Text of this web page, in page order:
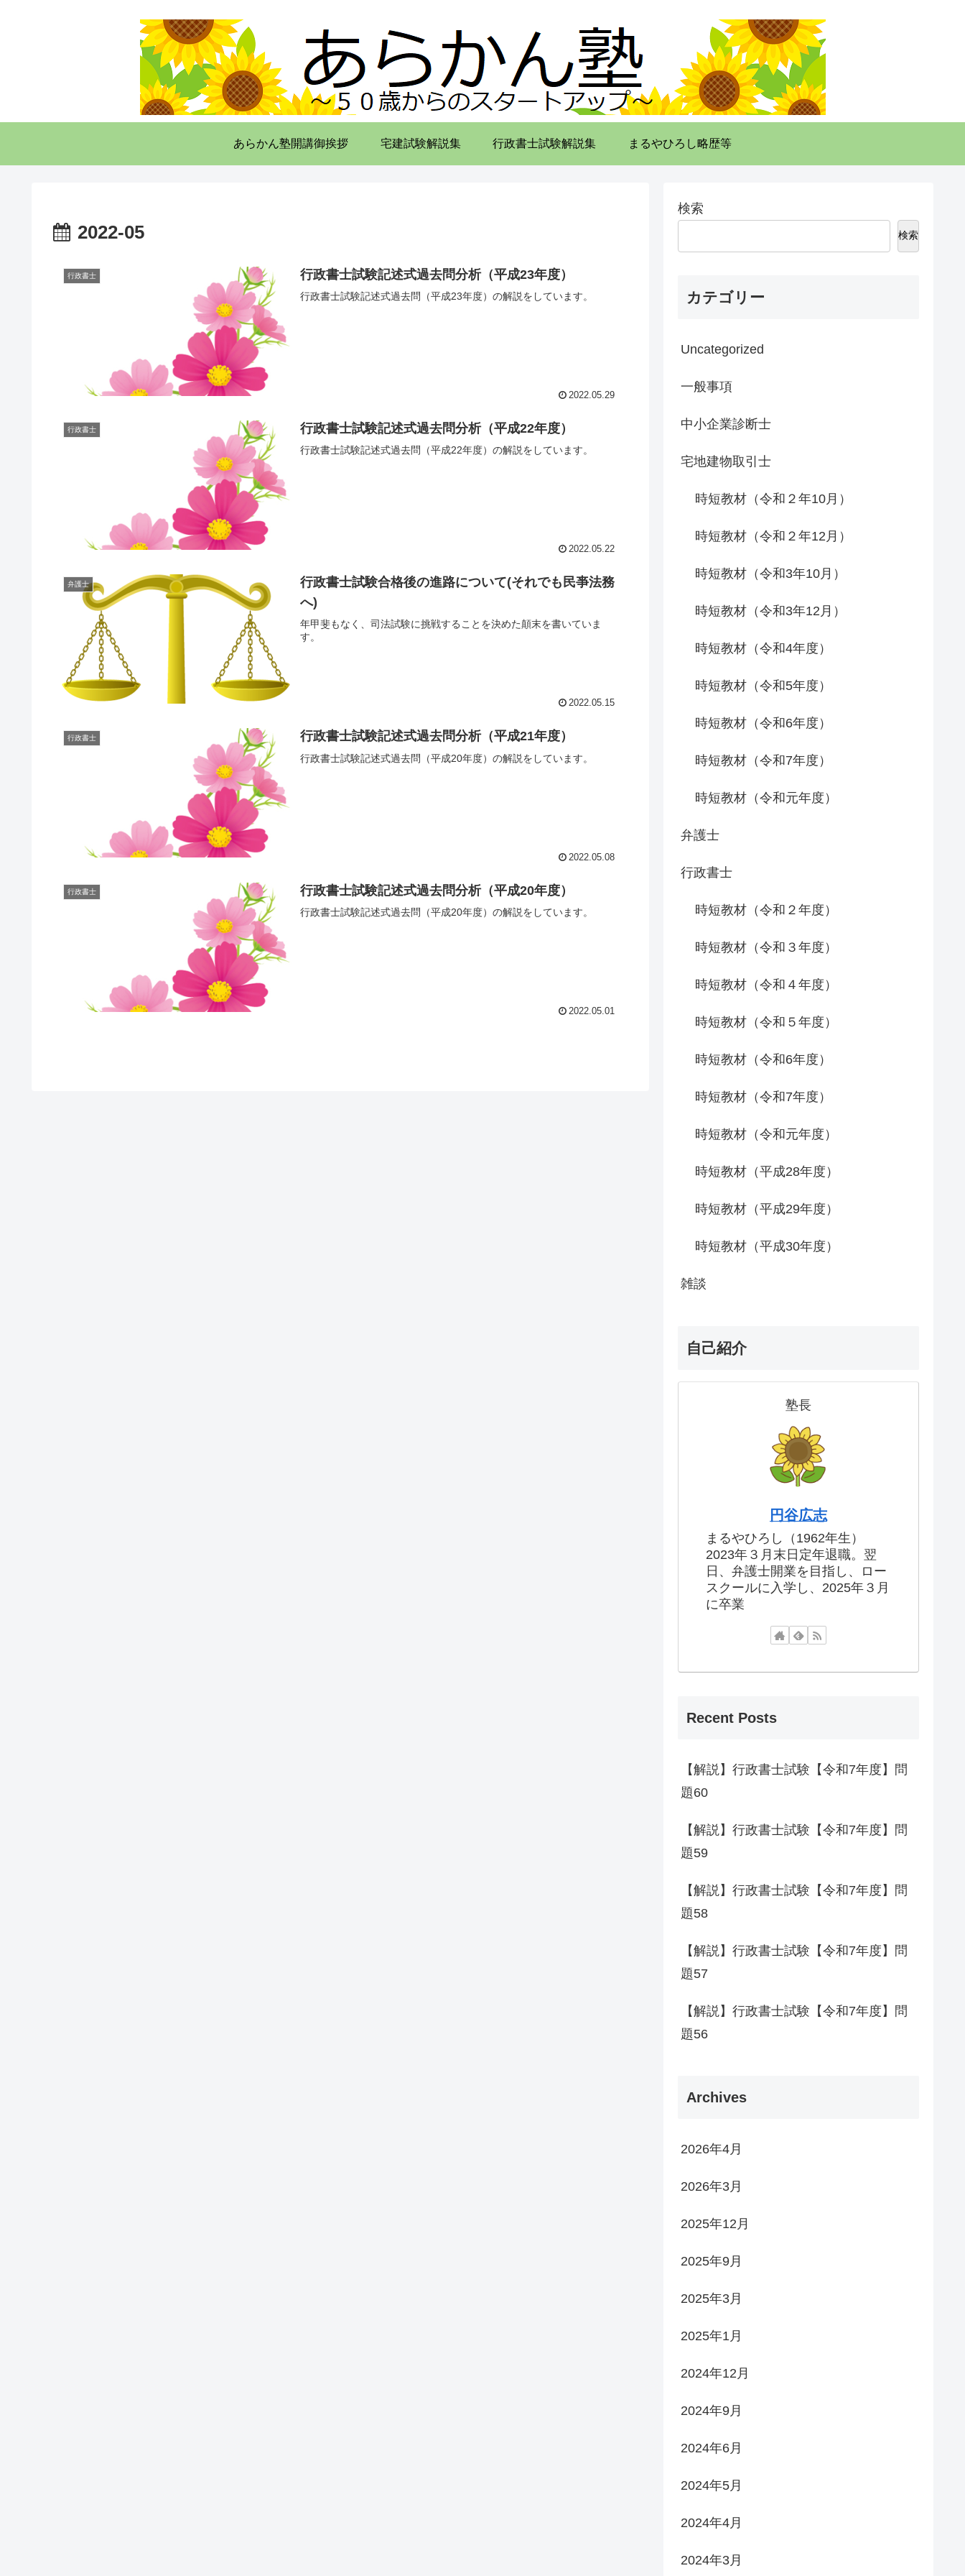
あらかん塾開講御挨拶 宅建試験解説集 行政書士試験解説集 まるやひろし略歴等
2022-05
行政書士 行政書士試験記述式過去問分析（平成23年度）
行政書士試験記述式過去問（平成23年度）の解説をしています。
2022.05.29
行政書士 行政書士試験記述式過去問分析（平成22年度）
行政書士試験記述式過去問（平成22年度）の解説をしています。
2022.05.22
弁護士
行政書士試験合格後の進路について(それでも民亊法務
へ)
年甲斐もなく、司法試験に挑戦することを決めた顛末を書いていま
す。
2022.05.15
行政書士 行政書士試験記述式過去問分析（平成21年度）
行政書士試験記述式過去問（平成20年度）の解説をしています。
2022.05.08
行政書士 行政書士試験記述式過去問分析（平成20年度）
行政書士試験記述式過去問（平成20年度）の解説をしています。
2022.05.01
検索
検索
カテゴリー
Uncategorized
一般事項
中小企業診断士
宅地建物取引士
時短教材（令和２年10月）
時短教材（令和２年12月）
時短教材（令和3年10月）
時短教材（令和3年12月）
時短教材（令和4年度）
時短教材（令和5年度）
時短教材（令和6年度）
時短教材（令和7年度）
時短教材（令和元年度）
弁護士
行政書士
時短教材（令和２年度）
時短教材（令和３年度）
時短教材（令和４年度）
時短教材（令和５年度）
時短教材（令和6年度）
時短教材（令和7年度）
時短教材（令和元年度）
時短教材（平成28年度）
時短教材（平成29年度）
時短教材（平成30年度）
雑談
自己紹介
塾長
円谷広志
まるやひろし（1962年生）
2023年３月末日定年退職。翌
日、弁護士開業を目指し、ロー
スクールに入学し、2025年３月
に卒業
Recent Posts
【解説】行政書士試験【令和7年度】問
題60
【解説】行政書士試験【令和7年度】問
題59
【解説】行政書士試験【令和7年度】問
題58
【解説】行政書士試験【令和7年度】問
題57
【解説】行政書士試験【令和7年度】問
題56
Archives
2026年4月
2026年3月
2025年12月
2025年9月
2025年3月
2025年1月
2024年12月
2024年9月
2024年6月
2024年5月
2024年4月
2024年3月